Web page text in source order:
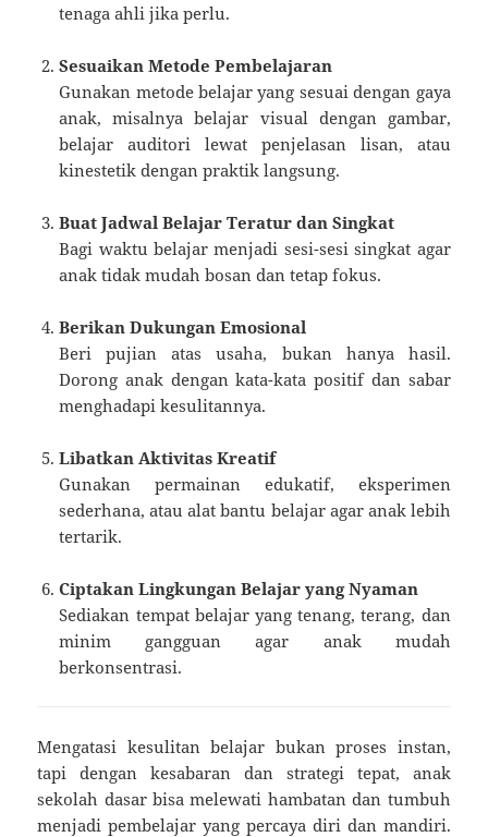
tenaga ahli jika perlu.
Sesuaikan Metode Pembelajaran
Gunakan metode belajar yang sesuai dengan gaya
anak, misalnya belajar visual dengan gambar,
belajar auditori lewat penjelasan lisan, atau
kinestetik dengan praktik langsung.
Buat Jadwal Belajar Teratur dan Singkat
Bagi waktu belajar menjadi sesi-sesi singkat agar
anak tidak mudah bosan dan tetap fokus.
Berikan Dukungan Emosional
Beri pujian atas usaha, bukan hanya hasil.
Dorong anak dengan kata-kata positif dan sabar
menghadapi kesulitannya.
Libatkan Aktivitas Kreatif
Gunakan permainan edukatif, eksperimen
sederhana, atau alat bantu belajar agar anak lebih
tertarik.
Ciptakan Lingkungan Belajar yang Nyaman
Sediakan tempat belajar yang tenang, terang, dan
minim gangguan agar anak mudah
berkonsentrasi.
Mengatasi kesulitan belajar bukan proses instan,
tapi dengan kesabaran dan strategi tepat, anak
sekolah dasar bisa melewati hambatan dan tumbuh
menjadi pembelajar yang percaya diri dan mandiri.